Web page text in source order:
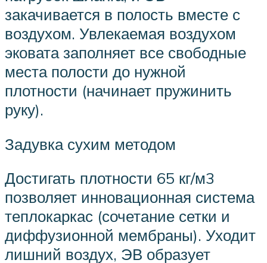
закачивается в полость вместе с
воздухом. Увлекаемая воздухом
эковата заполняет все свободные
места полости до нужной
плотности (начинает пружинить
руку).
Задувка сухим методом
Достигать плотности 65 кг/м3
позволяет инновационная система
теплокаркас (сочетание сетки и
диффузионной мембраны). Уходит
лишний воздух, ЭВ образует